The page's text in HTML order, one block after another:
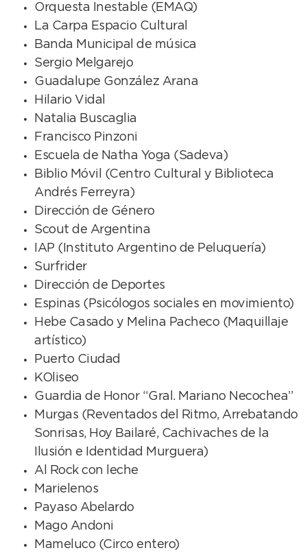
Orquesta Inestable (EMAQ)
La Carpa Espacio Cultural
Banda Municipal de música
Sergio Melgarejo
Guadalupe González Arana
Hilario Vidal
Natalia Buscaglia
Francisco Pinzoni
Escuela de Natha Yoga (Sadeva)
Biblio Móvil (Centro Cultural y Biblioteca
Andrés Ferreyra)
Dirección de Género
Scout de Argentina
IAP (Instituto Argentino de Peluquería)
Surfrider
Dirección de Deportes
Espinas (Psicólogos sociales en movimiento)
Hebe Casado y Melina Pacheco (Maquillaje
artístico)
Puerto Ciudad
KOliseo
Guardia de Honor “Gral. Mariano Necochea”
Murgas (Reventados del Ritmo, Arrebatando
Sonrisas, Hoy Bailaré, Cachivaches de la
Ilusión e Identidad Murguera)
Al Rock con leche
Marielenos
Payaso Abelardo
Mago Andoni
Mameluco (Circo entero)